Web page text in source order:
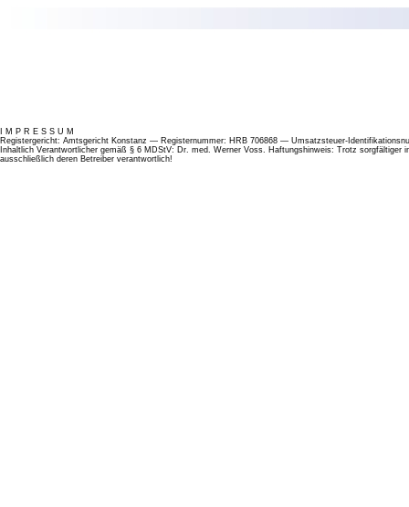
I M P R E S S U M
Registergericht: Amtsgericht Konstanz — Registernummer: HRB 706868 — Umsatzsteuer-
Inhaltlich Verantwortlicher gemäß § 6 MDStV: Dr. med. Werner Voss. Haftungshinweis: Trotz
ausschließlich deren Betreiber verantwortlich!